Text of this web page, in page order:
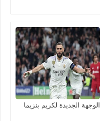
الوجهة الجديدة لكريم بنزيما